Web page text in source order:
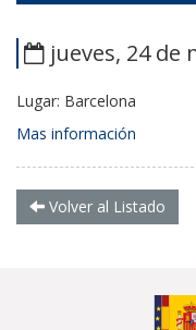
jueves, 24 de
Lugar: Barcelona
Mas información
Volver al Listado